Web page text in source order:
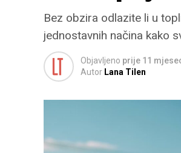
Bez obzira odlazite li u
jednostavnih načina kako
Objavljeno prije 11
Autor Lana Tilen